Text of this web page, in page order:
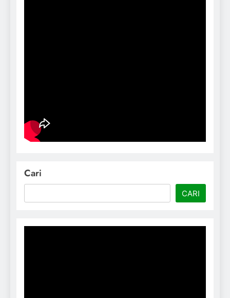
Cari
CARI